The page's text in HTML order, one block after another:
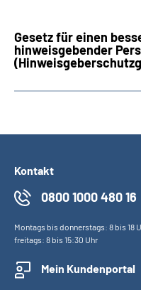
Gesetz für einen
hinweisgebender
Kontakt
0800 1000 480 16
Montags bis donnerstags: 8 bis 18
freitags: 8 bis 15:30 Uhr
Mein Kundenportal